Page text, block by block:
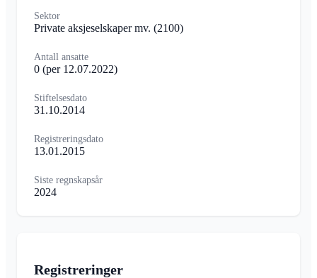
Sektor
Private aksjeselskaper mv. (2100)
Antall ansatte
0 (per 12.07.2022)
Stiftelsesdato
31.10.2014
Registreringsdato
13.01.2015
Siste regnskapsår
2024
Registreringer